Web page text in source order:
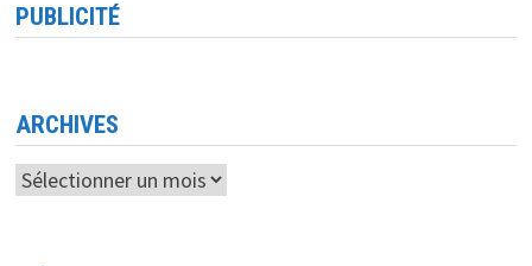
CIEL
DE
REDÉFINIS
L’EXPÉRIENCE
EN
VOL
PUBLICITÉ
ARCHIVES
Archives